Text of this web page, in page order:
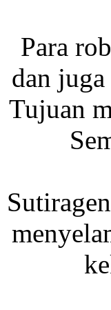
Para
dan juga
Tujuan